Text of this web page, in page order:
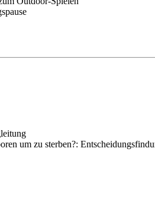
um zu sterben?: